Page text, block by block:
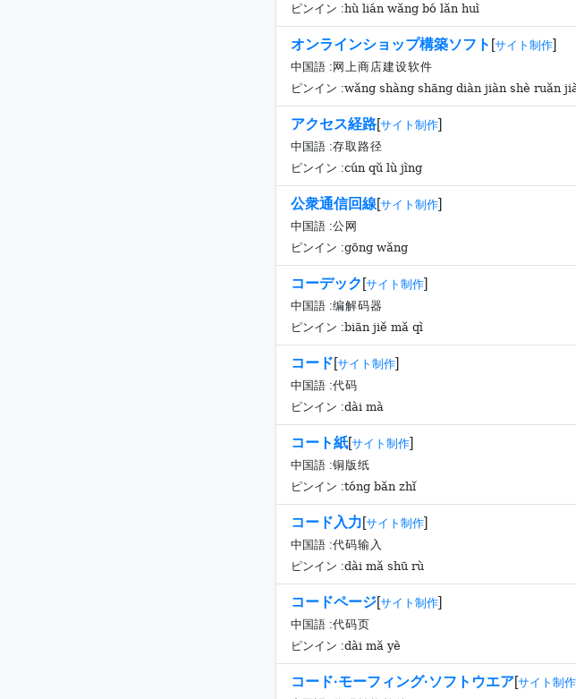
ピンイン :hù lián wǎng bó lǎn huì
オンラインショップ構築ソフト [サイト制作]
中国語 : 网上商店建设软件
ピンイン :wǎng shàng shāng diàn jiàn shè ruǎn
アクセス経路[サイト制作]
中国語 :存取路径
ピンイン :cún qǔ lù jìng
公衆通信回線[サイト制作]
中国語 :公网
ピンイン :gōng wǎng
コーデック [サイト制作]
中国語 :编解码器
ピンイン :biān jiě mǎ qì
コード[サイト制作]
中国語 :代码
ピンイン :dài mà
コート紙[サイト制作]
中国語 :铜版纸
ピンイン :tóng bǎn zhǐ
コード入力[サイト制作]
中国語 :代码输入
ピンイン :dài mǎ shū rù
コードページ[サイト制作]
中国語 :代码页
ピンイン :dài mǎ yè
コード·モーフィング·ソフトウエア[サイト制作